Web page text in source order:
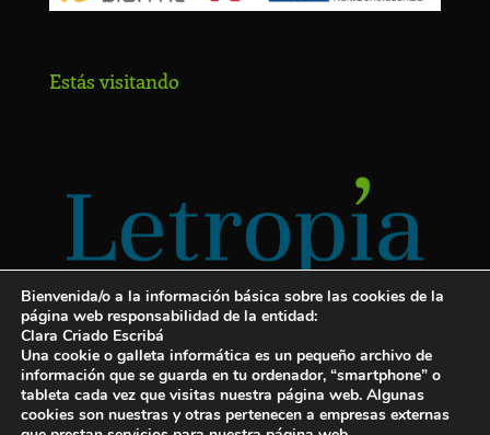
Estás visitando
Servicios para escritores
Bienvenida/o a la información básica sobre las cookies de la
página web responsabilidad de la entidad:
Clara Criado Escribá
Una cookie o galleta informática es un pequeño archivo de
información que se guarda en tu ordenador, “smartphone” o
tableta cada vez que visitas nuestra página web. Algunas
cookies son nuestras y otras pertenecen a empresas externas